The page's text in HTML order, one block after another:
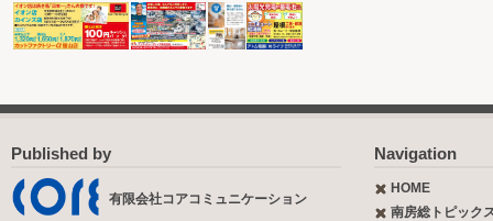
Published by
有限会社コアコミュニケーション
Navigation
HOME
南房総トピック